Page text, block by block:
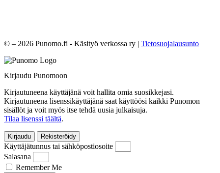
© – 2026 Punomo.fi - Käsityö verkossa ry | Tietosuojalausunto
Kirjaudu Punomoon
Kirjautuneena käyttäjänä voit hallita omia suosikkejasi.
Kirjautuneena lisenssikäyttäjänä saat käyttöösi kaikki Punomon
sisällöt ja voit myös itse tehdä uusia julkaisuja.
Tilaa lisenssi täältä.
Kirjaudu Rekisteröidy
Käyttäjätunnus tai sähköpostiosoite
Salasana
Remember Me